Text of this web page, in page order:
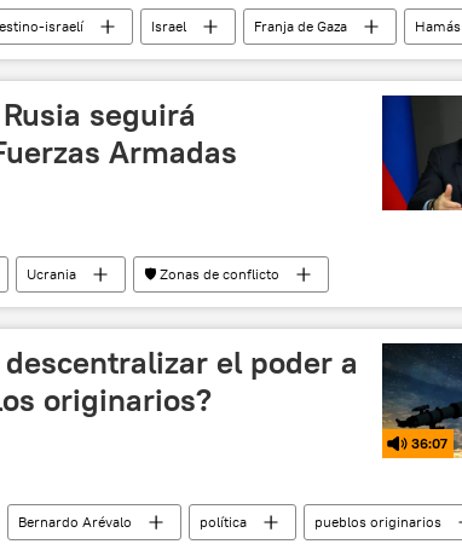
israelí Israel Franja de Gaza
Hamás
seguirá
Armadas
Ucrania
🛡️ Zonas de conflicto
desnazificación de Ucrania
Fuerzas Armadas de Rusia
el poder a
originarios?
36:07
Bernardo Arévalo política
pueblos originarios